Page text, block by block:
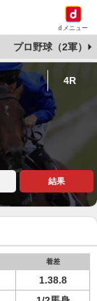
dメニュー
プロ野球（2軍）
4R
結果
着差
1.38.8